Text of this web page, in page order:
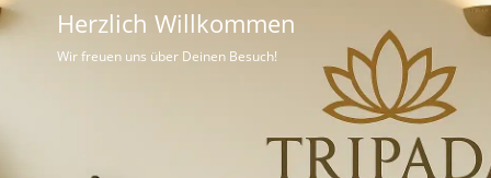
Herzlich Willkommen
Wir freuen uns über Deinen Besuch!